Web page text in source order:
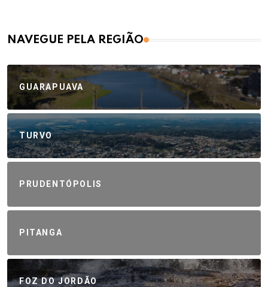
NAVEGUE PELA REGIÃO
GUARAPUAVA
TURVO
PRUDENTÓPOLIS
PITANGA
FOZ DO JORDÃO